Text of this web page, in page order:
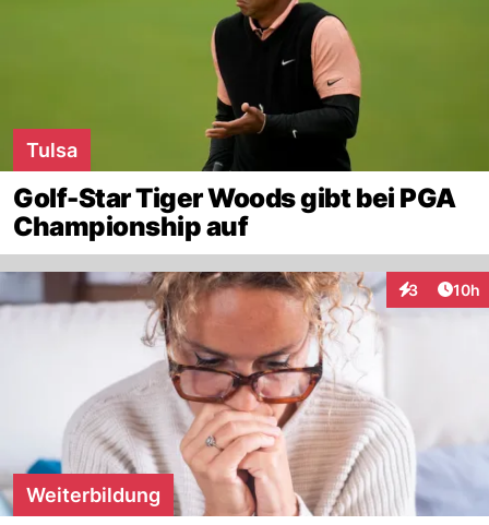
Tulsa
Golf-Star Tiger Woods gibt bei PGA
Championship auf
3
Interaktionen
10h
Weiterbildung